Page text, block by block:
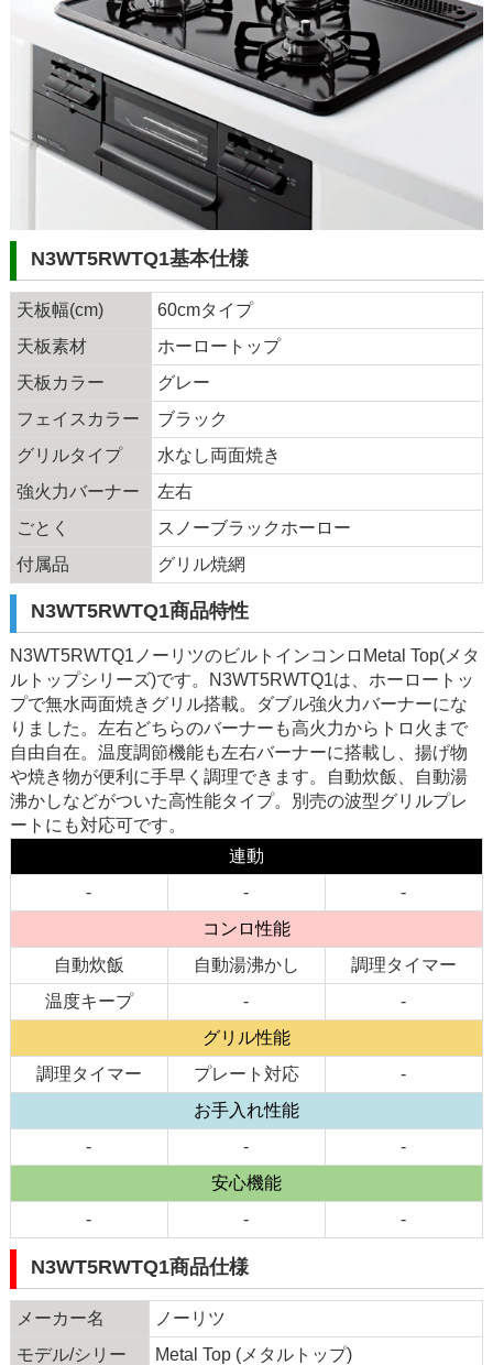
N3WT5RWTQ1基本仕様
天板幅(cm)
60cmタイプ
天板素材
ホーロートップ
天板カラー
グレー
フェイスカラー
ブラック
グリルタイプ
水なし両面焼き
強火力バーナー
左右
ごとく
スノーブラックホーロー
付属品
グリル焼網
N3WT5RWTQ1商品特性
N3WT5RWTQ1ノーリツのビルトインコンロMetal Top(メタ
ルトップシリーズ)です。N3WT5RWTQ1は、ホーロートッ
プで無水両面焼きグリル搭載。ダブル強火力バーナーにな
りました。左右どちらのバーナーも高火力からトロ火まで
自由自在。温度調節機能も左右バーナーに搭載し、揚げ物
や焼き物が便利に手早く調理できます。自動炊飯、自動湯
沸かしなどがついた高性能タイプ。別売の波型グリルプレ
ートにも対応可です。
連動
-
-
-
コンロ性能
自動炊飯
自動湯沸かし
調理タイマー
温度キープ
-
-
グリル性能
調理タイマー
プレート対応
-
お手入れ性能
-
-
-
安心機能
-
- -
N3WT5RWTQ1商品仕様
メーカー名
ノーリツ
モデル/シリー
Metal Top (メタルトップ)